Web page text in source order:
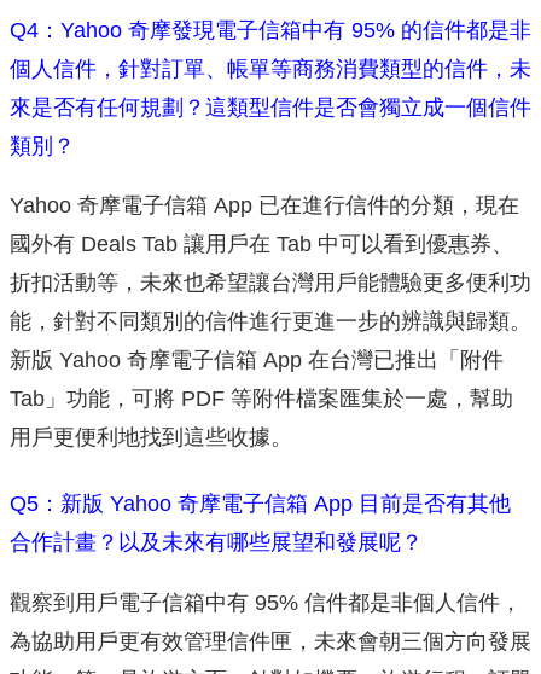
Q4：Yahoo 奇摩發現電子信箱中有 95% 的信件都是非
個人信件，針對訂單、帳單等商務消費類型的信件，未
來是否有任何規劃？這類型信件是否會獨立成一個信件
類別？
Yahoo 奇摩電子信箱 App 已在進行信件的分類，現在
國外有 Deals Tab 讓用戶在 Tab 中可以看到優惠券、
折扣活動等，未來也希望讓台灣用戶能體驗更多便利功
能，針對不同類別的信件進行更進一步的辨識與歸類。
新版 Yahoo 奇摩電子信箱 App 在台灣已推出「附件
Tab」功能，可將 PDF 等附件檔案匯集於一處，幫助
用戶更便利地找到這些收據。
Q5：新版 Yahoo 奇摩電子信箱 App 目前是否有其他
合作計畫？以及未來有哪些展望和發展呢？
觀察到用戶電子信箱中有 95% 信件都是非個人信件，
為協助用戶更有效管理信件匣，未來會朝三個方向發展